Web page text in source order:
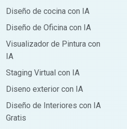
Diseño de cocina con IA
Diseño de Oficina con IA
Visualizador de Pintura con
IA
Staging Virtual con IA
Diseno exterior con IA
Diseño de Interiores con IA
Gratis